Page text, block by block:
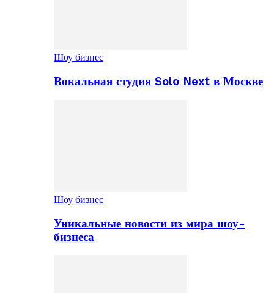
Шоу бизнес
Вокальная студия Solo Next в Москве
Шоу бизнес
Уникальные новости из мира шоу-
бизнеса